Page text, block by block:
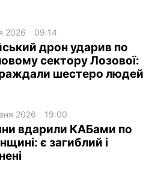
архів
gambling
2026 09:14
дрон ударив по
сектору Лозової:
шестеро людей
2026 19:00
вдарили КАБами по
є загиблий і